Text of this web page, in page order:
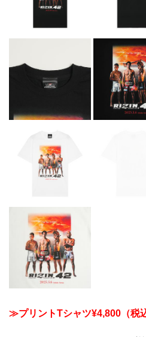
≫プリントTシャツ¥4,800（税